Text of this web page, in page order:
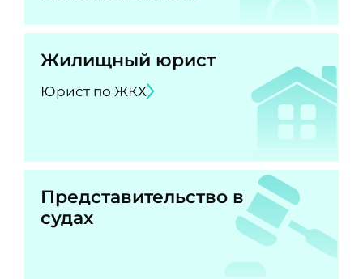
Жилищный юрист
Юрист по ЖКХ
Представительство в
судах